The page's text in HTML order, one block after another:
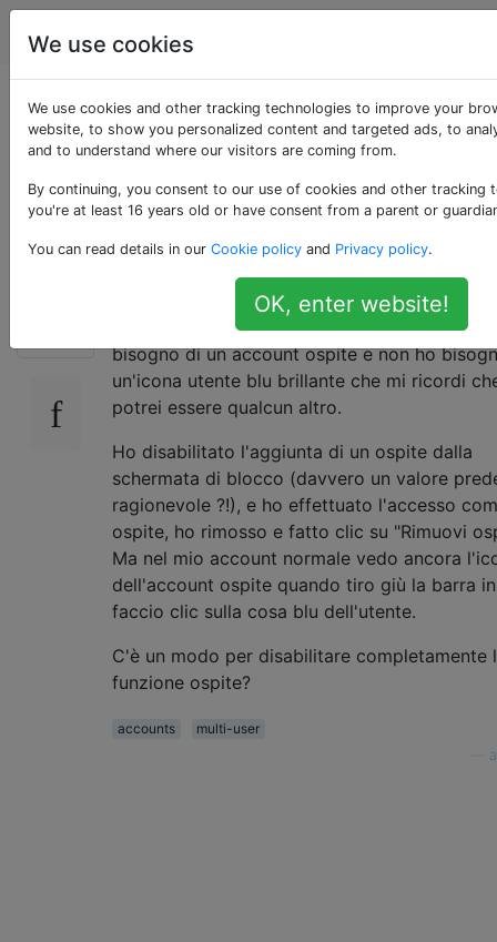
Android
C'è un modo per
rimuovere l'account
Guest?
Lollipop ha messo l'accento su più utenti, il
solo fastidioso su un telefono personale.
bisogno di un account ospite e non ho
un'icona utente blu brillante che mi ricordi
potrei essere qualcun altro.
Ho disabilitato l'aggiunta di un ospite dalla
schermata di blocco (davvero un valore
ragionevole ?!), e ho effettuato l'accesso
ospite, ho rimosso e fatto clic su "Rimuovi
Ma nel mio account normale vedo ancora
dell'account ospite quando tiro giù la barra
faccio clic sulla cosa blu dell'utente.
C'è un modo per disabilitare completamente
funzione ospite?
accounts
multi-user
We use cookies
We use cookies and other tracking technologies to improve your
website, to show you personalized content and targeted ads, to
and to understand where our visitors are coming from.
By continuing, you consent to our use of cookies and other tracking
you're at least 16 years old or have consent from a parent or
You can read details in our Cookie policy and Privacy policy.
OK, enter website!